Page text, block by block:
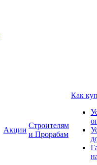
Акции
Строителям
и Прорабам
Как